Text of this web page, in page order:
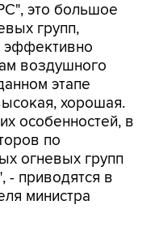
это большое
групп,
эффективно
воздушного
этапе
хорошая.
особенностей, в
по
огневых групп
- приводятся в
министра